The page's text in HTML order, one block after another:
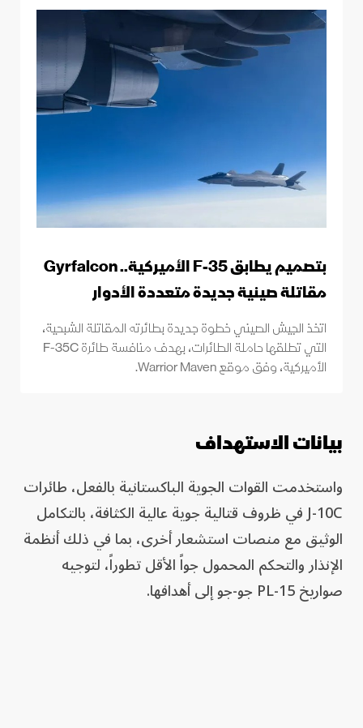
بتصميم يطابق F-35 الأميركية.. Gyrfalcon
مقاتلة صينية جديدة متعددة الأدوار
اتخذ الجيش الصيني خطوة جديدة بطائرته المقاتلة الشبحية،
التي تطلقها حاملة الطائرات، بهدف منافسة طائرة F-35C
الأميركية، وفق موقع Warrior Maven.
بيانات الاستهداف
واستخدمت القوات الجوية الباكستانية بالفعل، طائرات
J-10C في ظروف قتالية جوية عالية الكثافة، بالتكامل
الوثيق مع منصات استشعار أخرى، بما في ذلك أنظمة
الإنذار والتحكم المحمول جواً الأقل تطوراً، لتوجيه
صواريخ PL-15 جو-جو إلى أهدافها.